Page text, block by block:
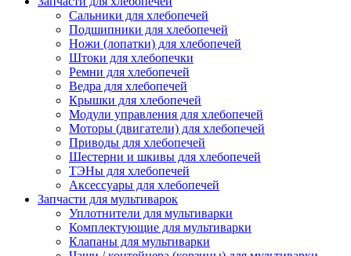
Сальники для хлебопечей
Подшипники для хлебопечей
Ножи (лопатки) для хлебопечей
Штоки для хлебопечки
Ремни для хлебопечей
Ведра для хлебопечей
Крышки для хлебопечей
Модули управления для хлебопечей
Моторы (двигатели) для хлебопечей
Приводы для хлебопечей
Шестерни и шкивы для хлебопечей
ТЭНы для хлебопечей
Аксессуары для хлебопечей
Запчасти для мультиварок
Уплотнители для мультиварки
Комплектующие для мультиварки
Клапаны для мультиварки